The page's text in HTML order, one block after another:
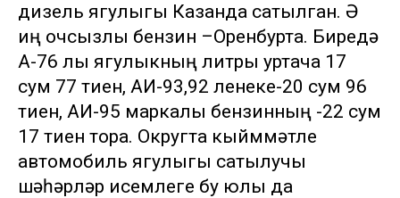
дизель ягулыгы Казанда сатылган. Ә
иң очсызлы бензин –Оренбурта. Биредә
А-76 лы ягулыкның литры уртача 17
сум 77 тиен, АИ-93,92 ленеке-20 сум 96
тиен, АИ-95 маркалы бензинның -22 сум
17 тиен тора. Округта кыйммәтле
автомобиль ягулыгы сатылучы
шәһәрләр исемлеге бу юлы да